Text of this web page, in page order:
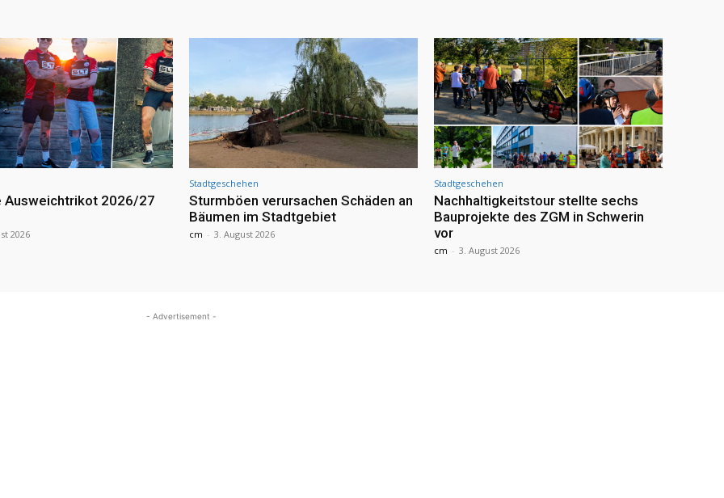
Ausweichtrikot 2026/27
2026
Stadtgeschehen
Sturmböen verursachen Schäden an
Bäumen im Stadtgebiet
cm - 3. August 2026
Stadtgeschehen
Nachhaltigkeitstour stellte sechs
Bauprojekte des ZGM in Schwerin
vor
cm - 3. August 2026
- Advertisement -